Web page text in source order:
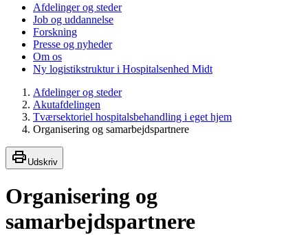
Afdelinger og steder
Job og uddannelse
Forskning
Presse og nyheder
Om os
Ny logistikstruktur i Hospitalsenhed Midt
Afdelinger og steder
Akutafdelingen
Tværsektoriel hospitalsbehandling i eget hjem
Organisering og samarbejdspartnere
Udskriv
Organisering og
samarbejdspartnere